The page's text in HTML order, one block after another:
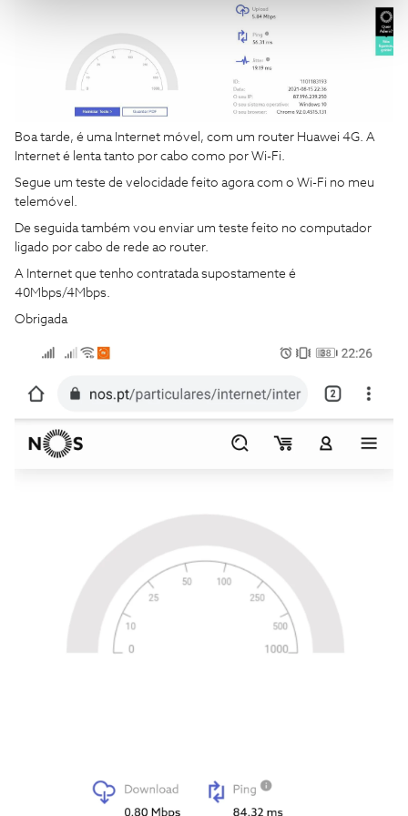
Boa tarde, é uma Internet móvel, com um router Huawei 4G. A
Internet é lenta tanto por cabo como por Wi-Fi.
Segue um teste de velocidade feito agora com o Wi-Fi no meu
telemóvel.
De seguida também vou enviar um teste feito no computador
ligado por cabo de rede ao router.
A Internet que tenho contratada supostamente é
40Mbps/4Mbps.
Obrigada